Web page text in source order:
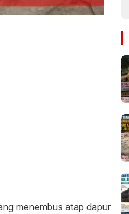
menembus atap dapur